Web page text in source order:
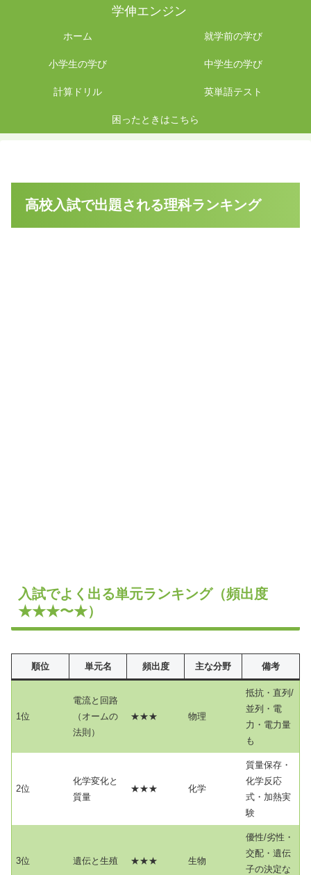
学伸エンジン
ホーム 就学前の学び
小学生の学び 中学生の学び
計算ドリル 英単語テスト
困ったときはこちら
高校入試で出題される理科ランキング
入試でよく出る単元ランキング（頻出度
★★★〜★）
順位 単元名 頻出度 主な分野 備考
1位
電流と回路
（オームの
法則）
★★★ 物理
抵抗・直列/
並列・電
力・電力量
も
2位
化学変化と
質量
★★★ 化学
質量保存・
化学反応
式・加熱実
験
3位 遺伝と生殖 ★★★ 生物
優性/劣性・
交配・遺伝
子の決定な